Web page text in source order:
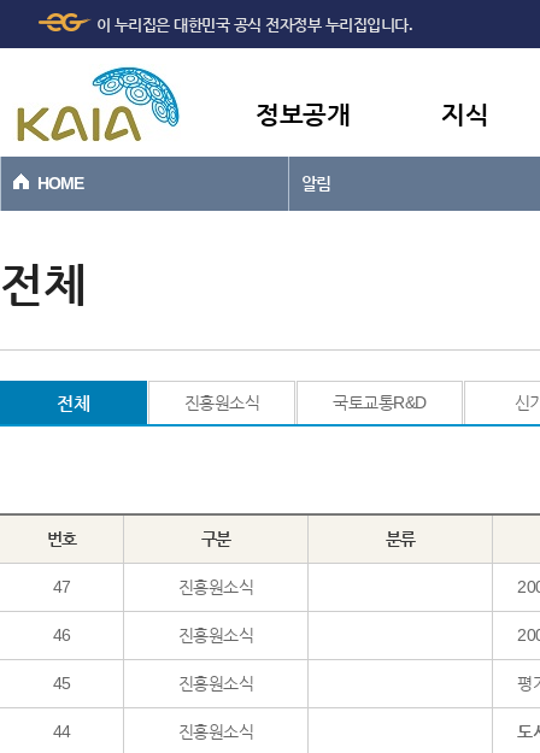
본문바로가기
이 누리집은 대한민국 공식 전자정부 누리집입니다.
정보공개 지식
HOME 알림
전체
전체 진흥원소식 국토교통R&D 신
번호 구분 분류
47 진흥원소식
46 진흥원소식
45 진흥원소식 평
44 진흥원소식 도